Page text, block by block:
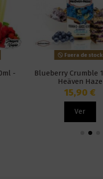
Fuera de stock
Blueberry Crumble 100ML -
Heäven Haze
15,90 €